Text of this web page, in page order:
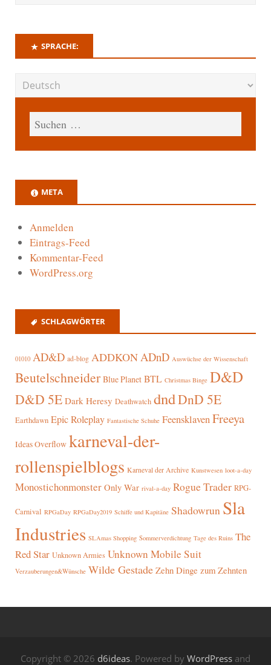
SPRACHE:
META
Anmelden
Eintrags-Feed
Kommentar-Feed
WordPress.org
SCHLAGWÖRTER
01010 AD&D ad-blog ADDKONADnD Auswüchse der Wissenschaft
Beutelschneider Blue Planet BTL Christmas Binge D&D
D&D 5E Dark Heresy Deathwatch dndDnD 5E
Earthdawn Epic Roleplay Fantastische Schuhe FeensklavenFreeya
Ideas Overflow karneval-der-
rollenspielblogs Karneval der Archive Kunstwesen loot-a-day
Monostichonmonster Only War rival-a-day Rogue Trader RPG-
Carnival RPGaDay RPGaDay2019 Schiffe und Kapitäne Shadowrun Sla
Industries SLAmas Shopping Sommerverdichtung Tage des Ruins The
Red Star Unknown Armies Unknown Mobile Suit
Verzauberungen&Wünsche Wilde Gestade Zehn Dinge zum Zehnten
Copyright © 2026 d6ideas. Powered by WordPress and